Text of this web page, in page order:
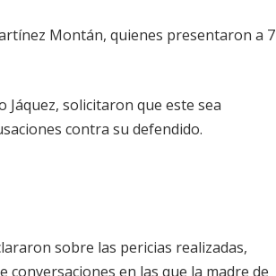
Montán, quienes presentaron a 7
solicitaron que este sea
contra su defendido.
sobre las pericias realizadas,
conversaciones en las que la madre de